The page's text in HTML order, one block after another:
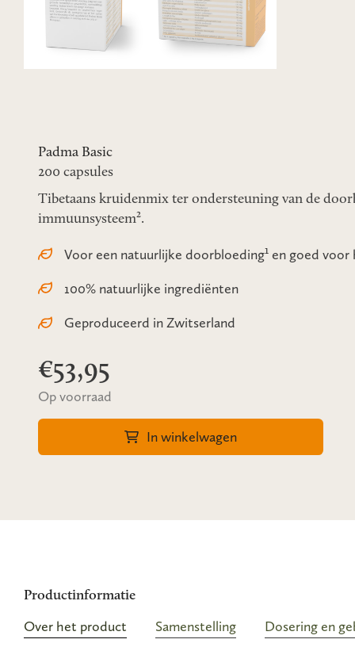
Padma Basic
200 capsules
Tibetaans kruidenmix ter ondersteuning van de
immuunsysteem².
Voor een natuurlijke doorbloeding¹ en goed voor
100% natuurlijke ingrediënten
Geproduceerd in Zwitserland
€53,95
Op voorraad
In winkelwagen
Productinformatie
Over het product Samenstelling Dosering en